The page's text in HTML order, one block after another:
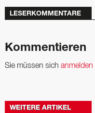
LESERKOMMENTARE
Kommentieren
Sie müssen sich anmelden
WEITERE ARTIKEL